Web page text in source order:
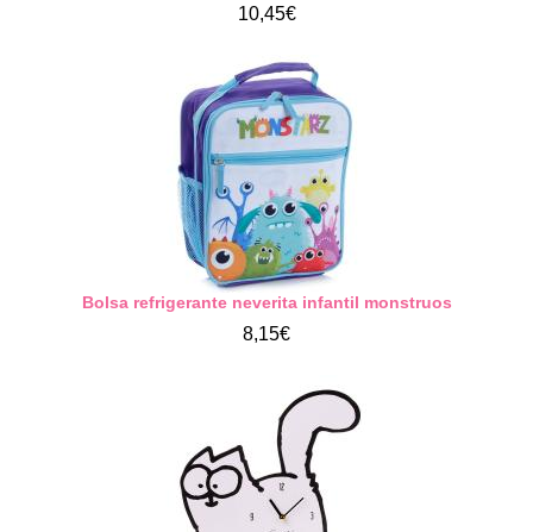
10,45€
Bolsa refrigerante neverita infantil monstruos
8,15€